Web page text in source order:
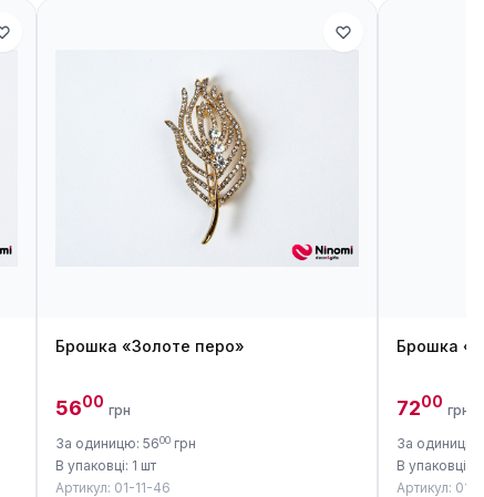
Брошка «Золоте перо»
5600 грн
За одиницю: 5600 грн
В упаковці: 1 шт
Артикул: 01-11-46
Брошка
7200 грн
За одиницю:
В упаковці: 1
Артикул: 01-